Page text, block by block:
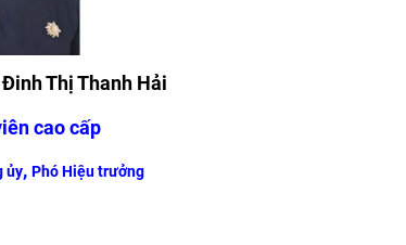
Đinh Thị Thanh Hải​
cao cấp
ủy, Phó Hiệu trưởng